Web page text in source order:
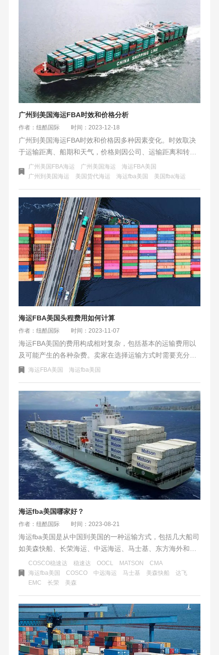
费用，并了解费用构成和附加服务的细节。
广州到美国海运FBA时效和价格分析
作者：纽酷国际 时间：2023-12-18
广州到美国海运FBA时效和价格因多种因素变化。时效取决
于运输距离、船期和天气，价格则因公司、运输距离和转运
费用而异。选择海运公司时，应考虑服务质量和可靠性，确
保货物安全及时送达。
广州美国FBA海运 广州美国海运
海运FBA美国
广州到美国海运
美国货代海运 海运fba美国 美国fba海运
海运FBA美国头程费用如何计算
作者：纽酷国际 时间：2023-11-07
海运FBA美国的费用构成相对复杂，包括基本的运输费用以
及可能产生的各种杂费。卖家在选择运输方式时需要充分考
虑自己的实际情况和需求，并咨询专业的物流服务商，以确
海运FBA美国 海运fba美国
海运fba美国哪家好？
作者：纽酷国际 时间：2023-08-21
海运fba美国是从中国到美国的一种运输方式，包括几大船司
如美森快船、长荣海运、中远海运、马士基、东方海外和达
飞轮船。这些船司都有自己的特点和优势，如速度快、舱位
充足、价格竞争力强等。纽酷国际与这些船司合作，提供美
国FBA海运快船渠道和普船渠道，包括不同的航线和时效选
择。有需要的卖家朋友可以咨询合作。
COSCO稳速达 稳速达 OOCL MATSON
CMA
海运fba美国
COSCO 中远海运 马士基 美森快船
达飞
EMC
长荣 美森